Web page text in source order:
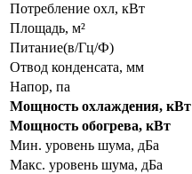
Потребление охл, кВт
Площадь, м²
Питание(в/Гц/Ф)
Отвод конденсата, мм
Напор, па
Мощность охлаждения, кВт
Мощность обогрева, кВт
Мин. уровень шума, дБа
Макс. уровень шума, дБа